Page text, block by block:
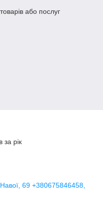
або послуг
за рік
69 +380675846458,